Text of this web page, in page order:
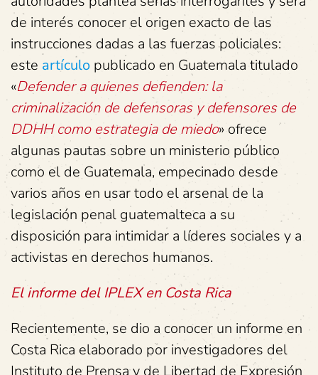
de interés conocer el origen exacto de las
instrucciones dadas a las fuerzas policiales:
este artículo publicado en Guatemala titulado
«Defender a quienes defienden: la
criminalización de defensoras y defensores de
DDHH como estrategia de miedo» ofrece
algunas pautas sobre un ministerio público
como el de Guatemala, empecinado desde
varios años en usar todo el arsenal de la
legislación penal guatemalteca a su
disposición para intimidar a líderes sociales y a
activistas en derechos humanos.
El informe del IPLEX en Costa Rica
Recientemente, se dio a conocer un informe en
Costa Rica elaborado por investigadores del
Instituto de Prensa y de Libertad de Expresión